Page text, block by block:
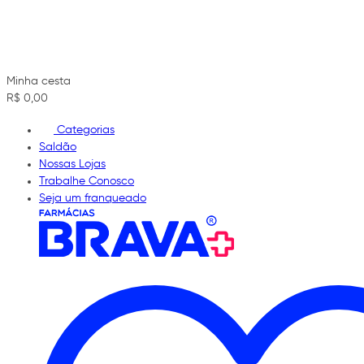
Minha cesta
R$ 0,00
Categorias
Saldão
Nossas Lojas
Trabalhe Conosco
Seja um franqueado